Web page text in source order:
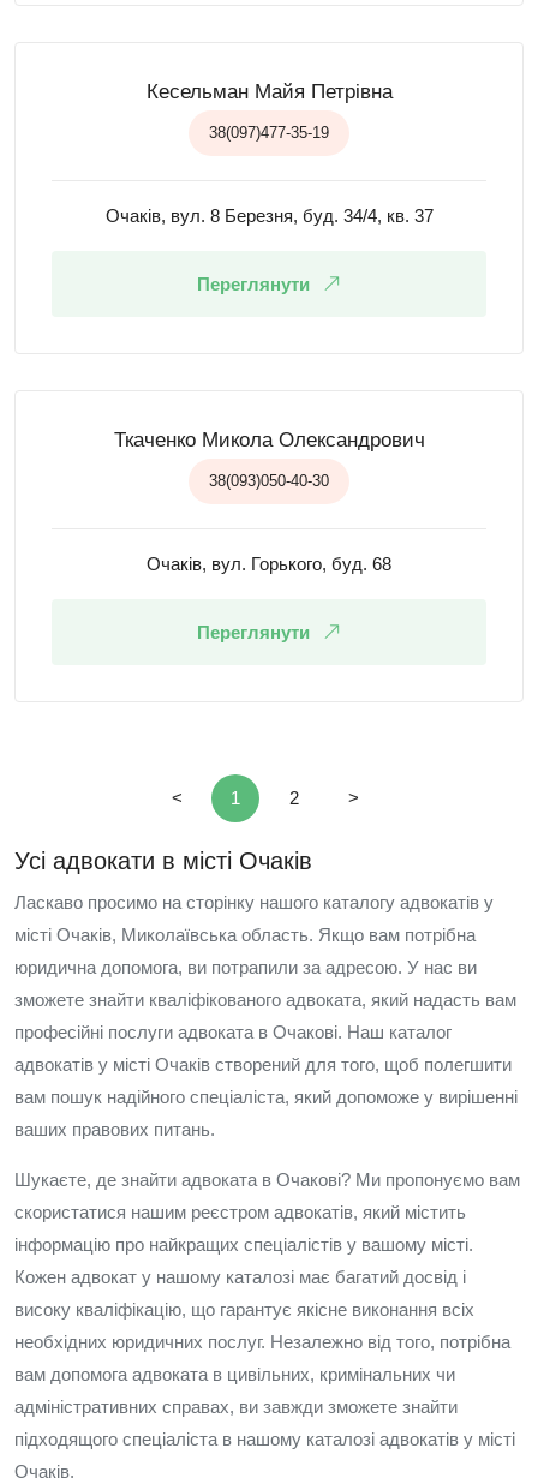
Кесельман Майя Петрівна
38(097)477-35-19
Очаків, вул. 8 Березня, буд. 34/4, кв. 37
Переглянути
Ткаченко Микола Олександрович
38(093)050-40-30
Очаків, вул. Горького, буд. 68
Переглянути
< 1 2 >
Усі адвокати в місті Очаків
Ласкаво просимо на сторінку нашого каталогу адвокатів у
місті Очаків, Миколаївська область. Якщо вам потрібна
юридична допомога, ви потрапили за адресою. У нас ви
зможете знайти кваліфікованого адвоката, який надасть вам
професійні послуги адвоката в Очакові. Наш каталог
адвокатів у місті Очаків створений для того, щоб полегшити
вам пошук надійного спеціаліста, який допоможе у вирішенні
ваших правових питань.
Шукаєте, де знайти адвоката в Очакові? Ми пропонуємо вам
скористатися нашим реєстром адвокатів, який містить
інформацію про найкращих спеціалістів у вашому місті.
Кожен адвокат у нашому каталозі має багатий досвід і
високу кваліфікацію, що гарантує якісне виконання всіх
необхідних юридичних послуг. Незалежно від того, потрібна
вам допомога адвоката в цивільних, кримінальних чи
адміністративних справах, ви завжди зможете знайти
підходящого спеціаліста в нашому каталозі адвокатів у місті
Очаків.